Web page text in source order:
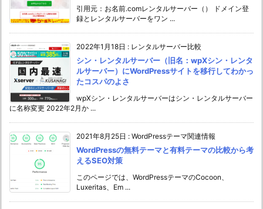
引用元：お名前.comレンタルサーバー（） ドメイン登
録とレンタルサーバーをワン ...
2022年1月18日 : レンタルサーバー比較
シン・レンタルサーバー（旧名：wpXシン・レンタ
ルサーバー）にWordPressサイトを移行してわかっ
たコスパのよさ
wpXシン・レンタルサーバーはシン・レンタルサーバー
に名称変更 2022年2月か ...
2021年8月25日 : WordPressテーマ関連情報
WordPressの無料テーマと有料テーマの比較から考
えるSEO対策
このページでは、WordPressテーマのCocoon、
Luxeritas、Em ...